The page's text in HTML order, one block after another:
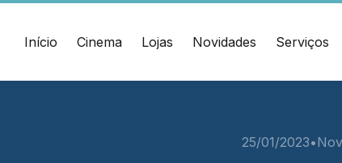
Início Cinema Lojas Novidades Serviços
Rua Samuel Heusi, 234 Centro25/01/2023•